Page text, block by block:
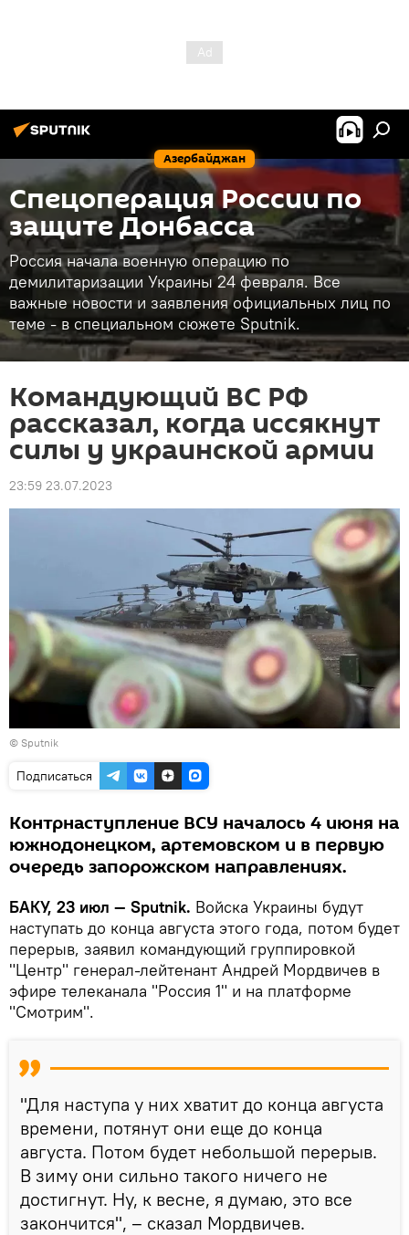
Азербайджан
Спецоперация России по
защите Донбасса
Россия начала военную операцию по
демилитаризации Украины 24 февраля. Все
важные новости и заявления официальных лиц по
теме - в специальном сюжете Sputnik.
Командующий ВС РФ
рассказал, когда иссякнут
силы у украинской армии
23:59 23.07.2023
© Sputnik
Подписаться
Контрнаступление ВСУ началось 4 июня на
южнодонецком, артемовском и в первую
очередь запорожском направлениях.
БАКУ, 23 июл — Sputnik. Войска Украины будут
наступать до конца августа этого года, потом будет
перерыв, заявил командующий группировкой
"Центр" генерал-лейтенант Андрей Мордвичев в
эфире телеканала "Россия 1" и на платформе
"Смотрим".
"Для наступа у них хватит до конца августа
времени, потянут они еще до конца
августа. Потом будет небольшой перерыв.
В зиму они сильно такого ничего не
достигнут. Ну, к весне, я думаю, это все
закончится", – сказал Мордвичев.